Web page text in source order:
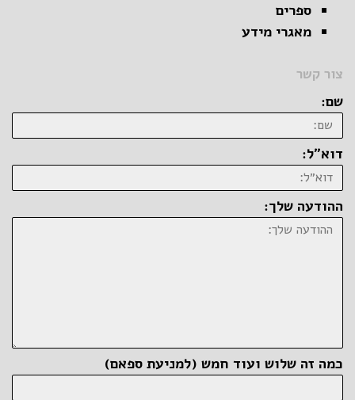
ספרים
מאגרי מידע
צור קשר
שם:
דוא״ל:
ההודעה שלך:
כמה זה שלוש ועוד חמש (למניעת ספאם)